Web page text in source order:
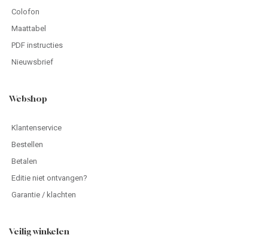
Colofon
Maattabel
PDF instructies
Nieuwsbrief
Webshop
Klantenservice
Bestellen
Betalen
Editie niet ontvangen?
Garantie / klachten
Veilig winkelen